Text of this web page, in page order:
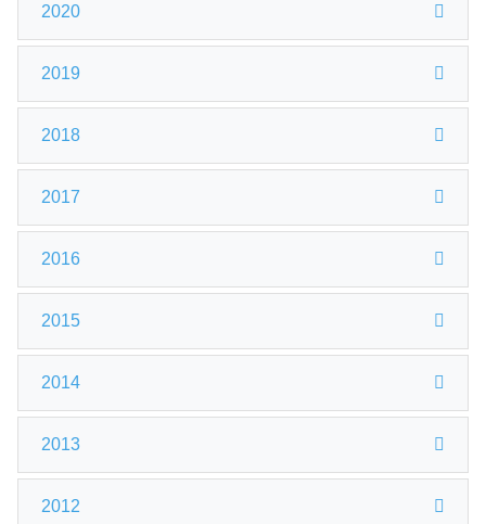
2020
2019
2018
2017
2016
2015
2014
2013
2012